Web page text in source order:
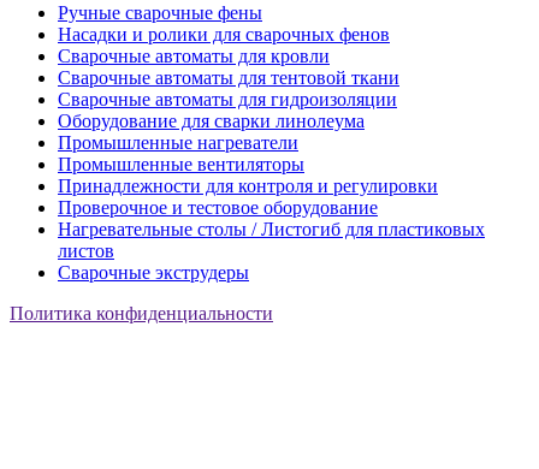
Ручные сварочные фены
Насадки и ролики для сварочных фенов
Сварочные автоматы для кровли
Сварочные автоматы для тентовой ткани
Сварочные автоматы для гидроизоляции
Оборудование для сварки линолеума
Промышленные нагреватели
Промышленные вентиляторы
Принадлежности для контроля и регулировки
Проверочное и тестовое оборудование
Нагревательные столы / Листогиб для пластиковых
листов
Сварочные экструдеры
Политика конфиденциальности